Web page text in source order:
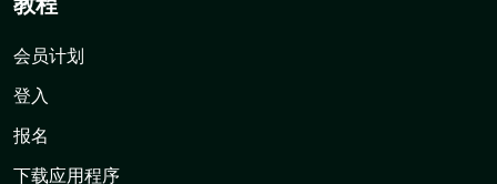
会员计划
登入
报名
下载应用程序